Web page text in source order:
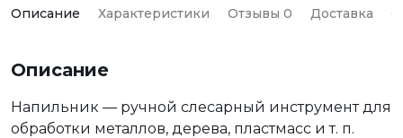
Описание Характеристики Отзывы 0 Доставка
Описание
Напильник — ручной слесарный инструмент для
обработки металлов, дерева, пластмасс и т. п.